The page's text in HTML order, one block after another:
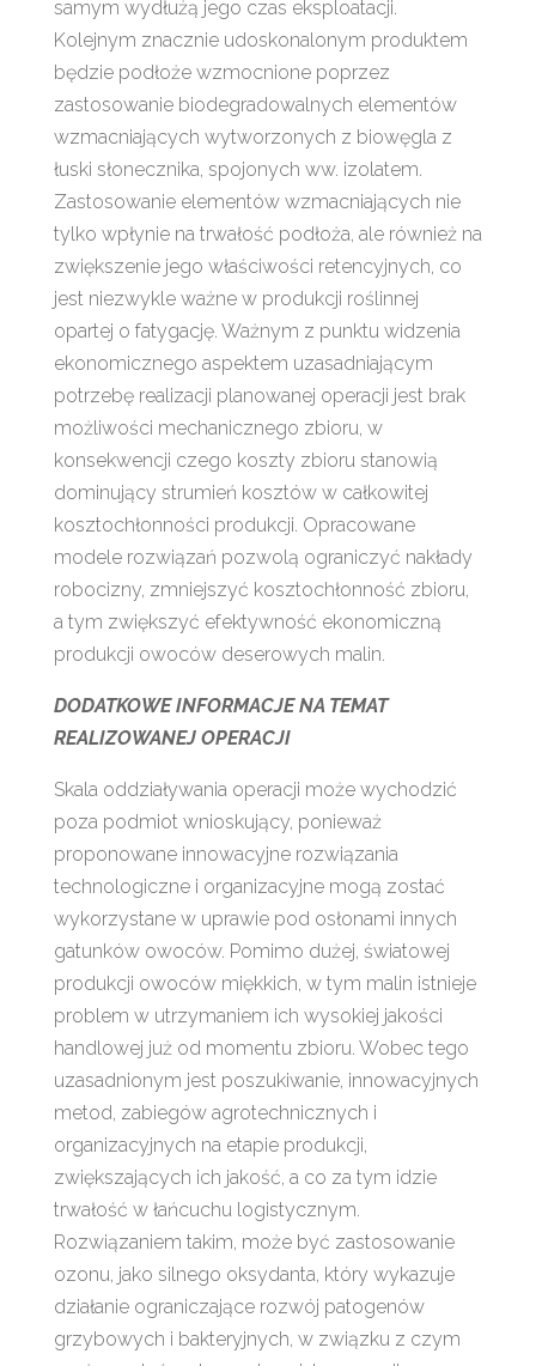
samym wydłużą jego czas eksploatacji.
Kolejnym znacznie udoskonalonym produktem
będzie podłoże wzmocnione poprzez
zastosowanie biodegradowalnych elementów
wzmacniających wytworzonych z biowęgla z
łuski słonecznika, spojonych ww. izolatem.
Zastosowanie elementów wzmacniających nie
tylko wpłynie na trwałość podłoża, ale również na
zwiększenie jego właściwości retencyjnych, co
jest niezwykle ważne w produkcji roślinnej
opartej o fatygację. Ważnym z punktu widzenia
ekonomicznego aspektem uzasadniającym
potrzebę realizacji planowanej operacji jest brak
możliwości mechanicznego zbioru, w
konsekwencji czego koszty zbioru stanowią
dominujący strumień kosztów w całkowitej
kosztochłonności produkcji. Opracowane
modele rozwiązań pozwolą ograniczyć nakłady
robocizny, zmniejszyć kosztochłonność zbioru,
a tym zwiększyć efektywność ekonomiczną
produkcji owoców deserowych malin.
DODATKOWE INFORMACJE NA TEMAT
REALIZOWANEJ OPERACJI
Skala oddziaływania operacji może wychodzić
poza podmiot wnioskujący, ponieważ
proponowane innowacyjne rozwiązania
technologiczne i organizacyjne mogą zostać
wykorzystane w uprawie pod osłonami innych
gatunków owoców. Pomimo dużej, światowej
produkcji owoców miękkich, w tym malin istnieje
problem w utrzymaniem ich wysokiej jakości
handlowej już od momentu zbioru. Wobec tego
uzasadnionym jest poszukiwanie, innowacyjnych
metod, zabiegów agrotechnicznych i
organizacyjnych na etapie produkcji,
zwiększających ich jakość, a co za tym idzie
trwałość w łańcuchu logistycznym.
Rozwiązaniem takim, może być zastosowanie
ozonu, jako silnego oksydanta, który wykazuje
działanie ograniczające rozwój patogenów
grzybowych i bakteryjnych, w związku z czym